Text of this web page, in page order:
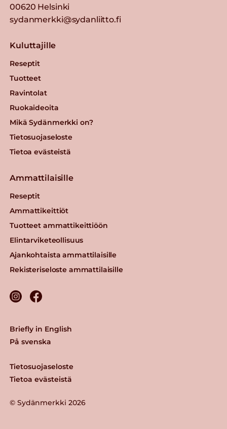
00620 Helsinki
sydanmerkki@sydanliitto.fi
Kuluttajille
Reseptit
Tuotteet
Ravintolat
Ruokaideoita
Mikä Sydänmerkki on?
Tietosuojaseloste
Tietoa evästeistä
Ammattilaisille
Reseptit
Ammattikeittiöt
Tuotteet ammattikeittiöön
Elintarviketeollisuus
Ajankohtaista ammattilaisille
Rekisteriseloste ammattilaisille
© Sydänmerkki 2026
Tietosuojaseloste
Tietoa evästeistä
Briefly in English
På svenska